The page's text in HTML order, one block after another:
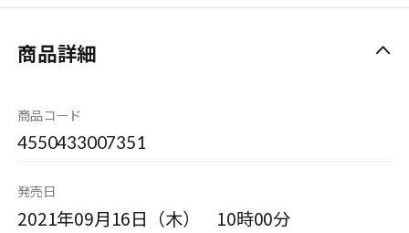
商品詳細
商品コード
4550433007351
発売日
2021年09月16日（木） 10時00分